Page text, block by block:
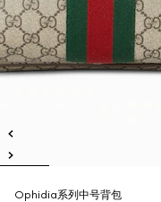
Ophidia系列中号背包